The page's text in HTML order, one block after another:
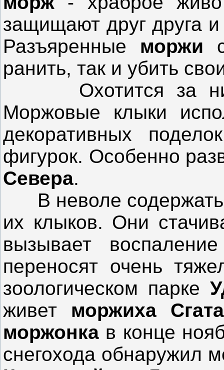
защищают друг друга
Разъяренные моржи
ранить, так и убить
Охотится за
Моржовые клыки
декоративных
фигурок. Особенно
Севера.
В неволе
их клыков. Они
вызывает
переносят очень
зоологическом парке
живет моржиха
моржонка в конце
снегохода обнаружил